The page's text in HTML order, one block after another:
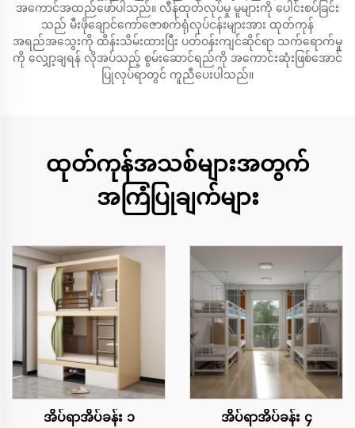
အကောင်အထည်ဖော်ပါသည်။ လီန်ထုတ်လုပ်မှု မူများကို ပေါင်းစပ်ခြင်း
သည် မီးဖိုချောင်ကော်ဇောစက်ရုံလုပ်ငန်းများအား ထုတ်ကုန်
အရည်အသွေးကို ထိန်းသိမ်းထားပြီး ပတ်ဝန်းကျင်ဆိုင်ရာ သက်ရောက်မှု
ကို လျှော့ချရန် လိုအပ်သည့် စွမ်းဆောင်ရည်ကို အကောင်းဆုံးဖြစ်အောင်
ပြုလုပ်ရာတွင် ကူညီပေးပါသည်။
ထုတ်ကုန်အသစ်များအတွက်
အကြံပြုချက်များ
အိပ်ရာအိပ်ခန်း ၁ အိပ်ရာအိပ်ခန်း ၄